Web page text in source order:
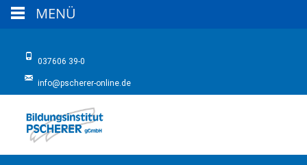
037606 39-0
info@pscherer-online.de
MENÜ